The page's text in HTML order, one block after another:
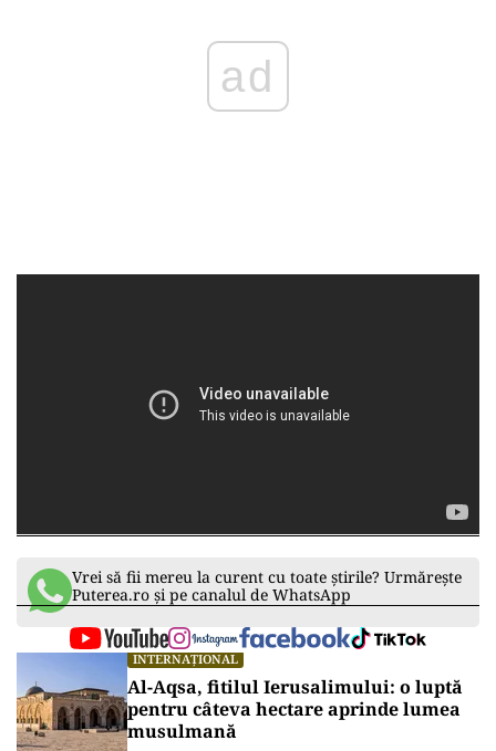
ad
Vrei să fii mereu la curent cu toate știrile? Urmărește
Puterea.ro și pe canalul de WhatsApp
INTERNAȚIONAL
Al-Aqsa, fitilul Ierusalimului: o luptă
pentru câteva hectare aprinde lumea
musulmană